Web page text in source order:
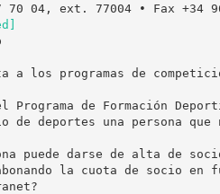
a los programas de
Programa de Formación
de deportes una persona que
puede darse de alta de
la cuota de socio en